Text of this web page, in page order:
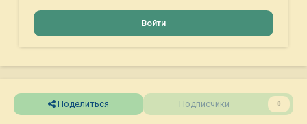
Войти
Поделиться Подписчики 0